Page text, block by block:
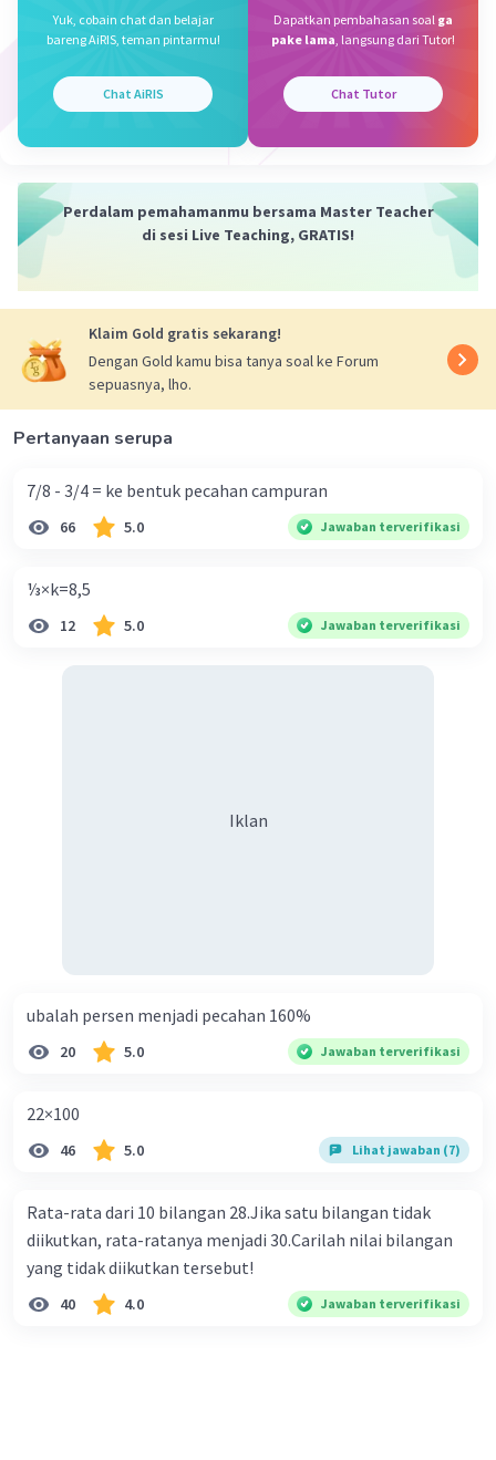
Pembahasan :
= 3/2 : 1/4
= 3/2 x 4
= 6
Jawaban terverifikasi
=1,5:25%
=15/10:25/100
=15/10×100/25
=1500/250
=150/25
Beri Rating Balas
Yuk, cobain chat dan belajar
bareng AiRIS, teman pintarmu!
Chat AiRIS
Dapatkan pembahasan soal ga
pake lama, langsung dari Tutor!
Chat Tutor
Perdalam pemahamanmu bersama Master Teacher
di sesi Live Teaching, GRATIS!
Klaim Gold gratis sekarang!
Dengan Gold kamu bisa tanya soal ke Forum
sepuasnya, lho.
Pertanyaan serupa
7/8 - 3/4 = ke bentuk pecahan campuran
66 5.0 Jawaban terverifikasi
⅓×k=8,5
12 5.0 Jawaban terverifikasi
Iklan
ubalah persen menjadi pecahan 160%
20 5.0 Jawaban terverifikasi
22×100
46 5.0 Lihat jawaban (7)
Rata-rata dari 10 bilangan 28.Jika satu bilangan tidak
diikutkan, rata-ratanya menjadi 30.Carilah nilai bilangan
yang tidak diikutkan tersebut!
40 4.0 Jawaban terverifikasi